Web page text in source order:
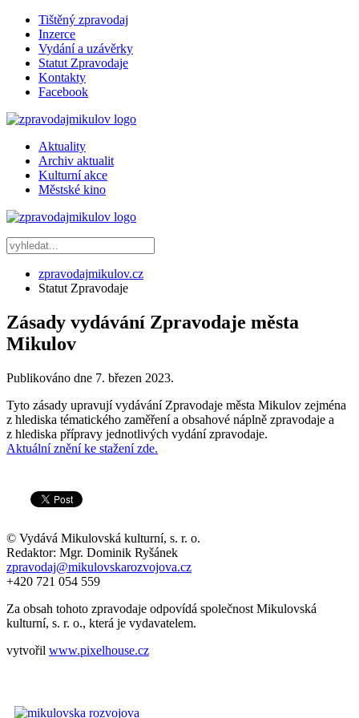
Tištěný zpravodaj
Inzerce
Vydání a uzávěrky
Statut Zpravodaje
Kontakty
Facebook
Aktuality
Archiv aktualit
Kulturní akce
Městské kino
zpravodajmikulov.cz
Statut Zpravodaje
Zásady vydávání Zpravodaje města
Mikulov
Publikováno dne 7. březen 2023.
Tyto zásady upravují vydávání Zpravodaje města Mikulov zejména
z hlediska tématického zaměření a obsahové náplně zpravodaje a
z hlediska přípravy jednotlivých vydání zpravodaje.
Aktuální znění ke stažení zde.
© Vydává Mikulovská kulturní, s. r. o.
Redaktor: Mgr. Dominik Ryšánek
zpravodaj@mikulovskarozvojova.cz
+420 721 054 559
Za obsah tohoto zpravodaje odpovídá společnost Mikulovská
kulturní, s. r. o., která je vydavatelem.
vytvořil www.pixelhouse.cz